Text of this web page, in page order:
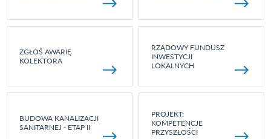
ZGŁOŚ AWARIĘ
KOLEKTORA
RZĄDOWY FUNDUSZ
INWESTYCJI
LOKALNYCH
BUDOWA KANALIZACJI
SANITARNEJ - ETAP II
PROJEKT:
KOMPETENCJE
PRZYSZŁOŚCI